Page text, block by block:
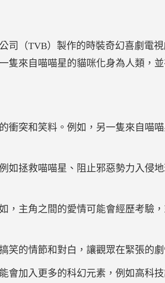
司（TVB）製作的時裝奇幻喜劇電
隻來自喵喵星的貓咪化身為人類，
衝突和笑料。例如，另一隻來自喵
如拯救喵喵星、阻止邪惡勢力入侵
，主角之間的愛情可能會經歷考驗
笑的情節和對白，讓觀眾在緊張的
會加入更多的科幻元素，例如高科